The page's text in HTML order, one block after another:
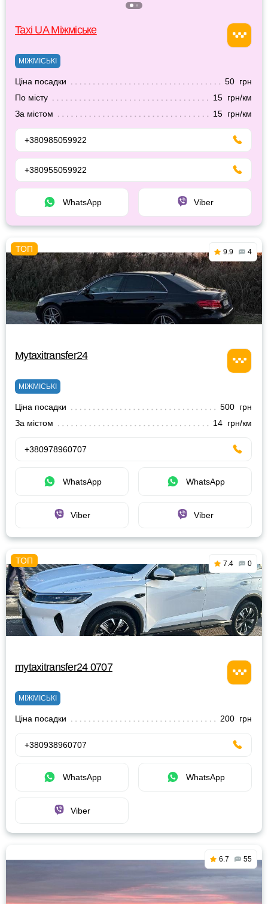
Taxi UA Міжміське
МІЖМІСЬКІ
Ціна посадки
50 грн
По місту
15 грн/км
За містом
15 грн/км
+380985059922
+380955059922
WhatsApp Viber
9.9 4
Mytaxitransfer24
МІЖМІСЬКІ
Ціна посадки
500 грн
За містом
14 грн/км
+380978960707
WhatsApp WhatsApp
Viber Viber
7.4 0
mytaxitransfer24 0707
МІЖМІСЬКІ
Ціна посадки 200 грн
+380938960707
WhatsApp WhatsApp
Viber
6.7 55